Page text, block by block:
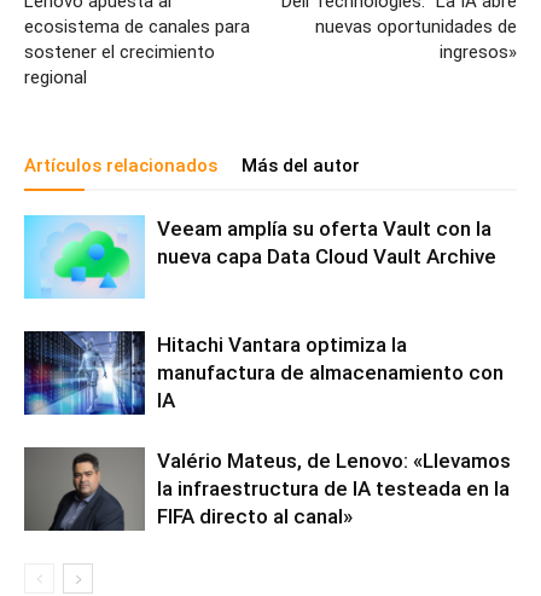
ecosistema de canales para
sostener el crecimiento
regional
nuevas oportunidades de
ingresos»
Artículos relacionados Más del autor
Veeam amplía su oferta Vault con la
nueva capa Data Cloud Vault Archive
Hitachi Vantara optimiza la
manufactura de almacenamiento con
IA
Valério Mateus, de Lenovo: «Llevamos
la infraestructura de IA testeada en la
FIFA directo al canal»